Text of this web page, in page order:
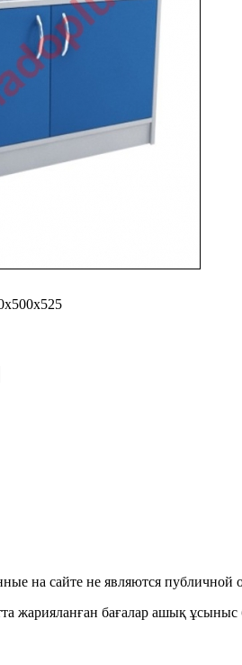
на сайте не являются публичной
жарияланған бағалар ашық